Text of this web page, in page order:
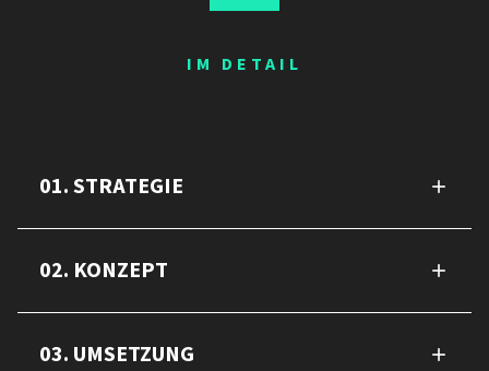
IM DETAIL
01. STRATEGIE
02. KONZEPT
03. UMSETZUNG